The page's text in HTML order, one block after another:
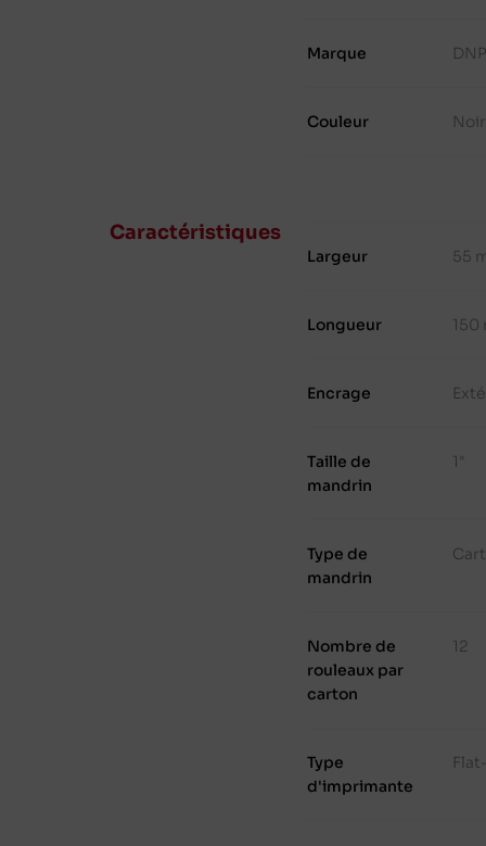
Marque
Couleur Noir
Caractéristiques
Largeur 55
Longueur 150
Encrage
Taille de
mandrin
1"
Type de
mandrin
Nombre de
rouleaux par
carton
12
Type
d'imprimante